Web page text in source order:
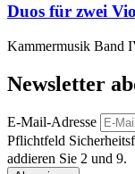
Duos für zwei
Kammermusik Band
Newsletter
E-Mail-Adresse
Pflichtfeld
addieren Sie 2 und 9.